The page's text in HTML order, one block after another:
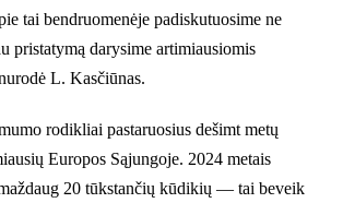
tai bendruomenėje padiskutuosime ne
pristatymą darysime artimiausiomis
L. Kasčiūnas.
rodikliai pastaruosius dešimt metų
Europos Sąjungoje. 2024 metais
20 tūkstančių kūdikių — tai beveik